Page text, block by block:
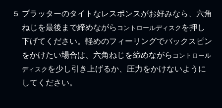
プラッターのタイトなレスポンスがお好みなら、六角
ねじを最後まで締めながら コントロールディスク を押し
下げてください。軽めのフィーリングでバックスピン
をかけたい場合は、六角ねじを締めながら コントロール
ディスク を少し引き上げるか、圧力をかけないように
してください。